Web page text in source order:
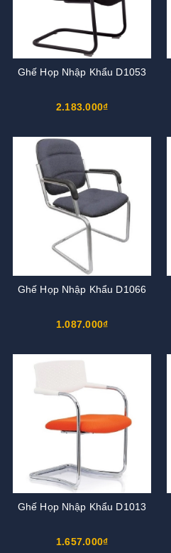
Ghế Họp Nhập Khẩu D1053
2.183.000₫
Ghế Họp Nhập Khẩu D1066
1.087.000₫
Ghế Họp Nhập Khẩu D1013
1.657.000₫